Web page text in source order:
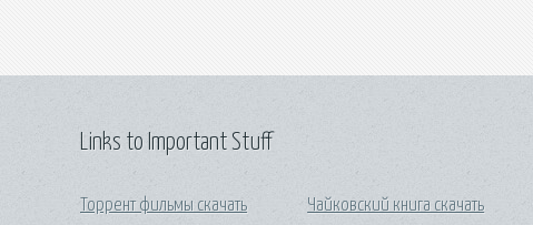
Links to Important Stuff
Торрент фильмы скачать
Чайковский книга скачать